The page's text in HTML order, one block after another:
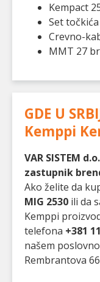
Kempact
Set
Crevno-
MMT 27
GDE U
Kemppi
VAR SISTEM
zastupnik
Ako želite da
MIG 2530 ili da
Kemppi
telefona +381
našem
Rembrantova